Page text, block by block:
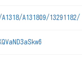
A131809/13291182/